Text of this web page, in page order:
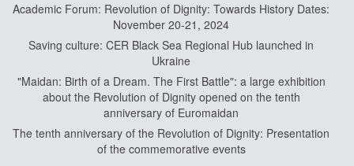
Academic Forum: Revolution of Dignity: Towards History Dates:
November 20-21, 2024
Saving culture: CER Black Sea Regional Hub launched in
Ukraine
"Maidan: Birth of a Dream. The First Battle": a large exhibition
about the Revolution of Dignity opened on the tenth
anniversary of Euromaidan
The tenth anniversary of the Revolution of Dignity: Presentation
of the commemorative events